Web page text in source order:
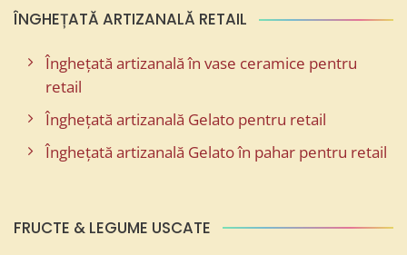
ÎNGHEȚATĂ ARTIZANALĂ RETAIL
Înghețată artizanală în vase ceramice pentru
retail
Înghețată artizanală Gelato pentru retail
Înghețată artizanală Gelato în pahar pentru retail
FRUCTE & LEGUME USCATE